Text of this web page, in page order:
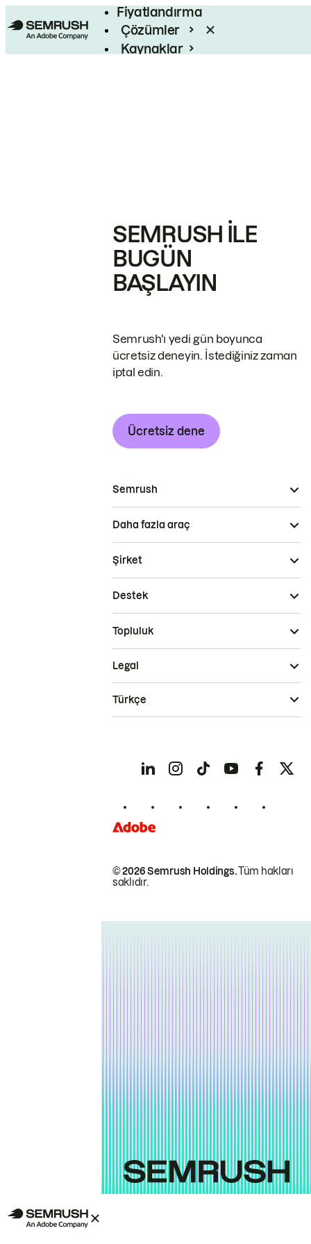
Fiyatlandırma
Çözümler
Kaynaklar
SEMRUSH ILE
BUGÜN
BAŞLAYIN
Semrush'ı yedi gün boyunca
ücretsiz deneyin. İstediğiniz zaman
iptal edin.
Ücretsiz dene
Semrush
Daha fazla araç
Şirket
Destek
Topluluk
© 2026 Semrush Holdings.Tüm hakları
saklıdır.
Legal
Türkçe